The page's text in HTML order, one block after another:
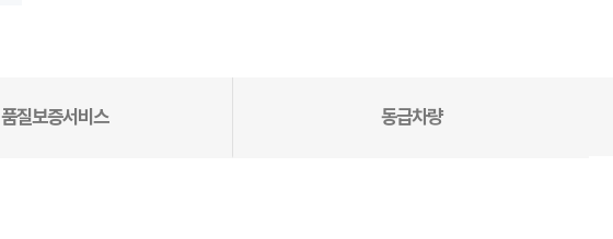
품질보증서비스 동급차량